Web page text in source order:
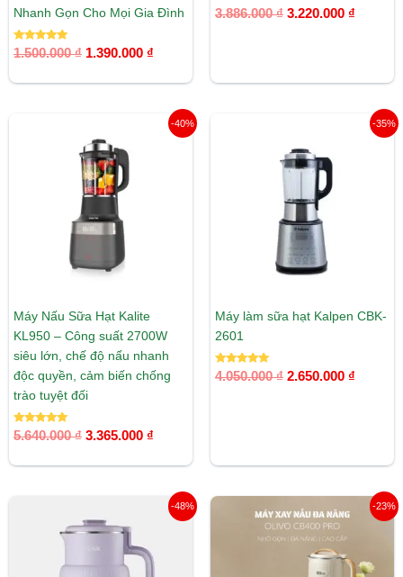
Nhanh Gọn Cho Mọi Gia Đình
Được xếp
hạng
1.500.000₫ 1.390.000 ₫
Được xếp
hạng
3.886.000₫ 3.220.000 ₫
-40%
Máy Nấu Sữa Hạt Kalite
KL950 – Công suất 2700W
siêu lớn, chế độ nấu nhanh
độc quyền, cảm biến chống
trào tuyệt đối
Được xếp
hạng
5.640.000₫
gốc
là:
5.640.000 ₫.
3.365.000 ₫
Giá
hiện
-35%
Máy làm sữa hạt Kalpen CBK-
2601
Được xếp
hạng
4.050.000₫
là:
4.050.000 ₫.
2.650.000 ₫
Giá
hiện
-48%
gốc
là:
2.690.000 ₫.
Giá
hiện
1.390.000 ₫.
-23%
gốc
là:
1.290.000 ₫.
hiện
tại
là:
990.000